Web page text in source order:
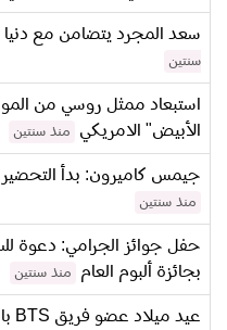
سعد المجرد يتضامن مع دنيا
سنتين
استبعاد ممثل روسي من
الأبيض" الامريكي
منذ سنتين
جيمس كاميرون: بدأ التحضير
منذ سنتين
حفل جوائز الجرامي: دعوة
بجائزة ألبوم العام
منذ سنتين